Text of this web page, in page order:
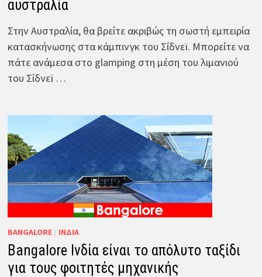
αυστραλία
Στην Αυστραλία, θα βρείτε ακριβώς τη σωστή εμπειρία
κατασκήνωσης στα κάμπινγκ του Σίδνεϊ. Μπορείτε να
πάτε ανάμεσα στο glamping στη μέση του λιμανιού
του Σίδνεϊ …
BANGALORE/ ΙΝΔΊΑ
Bangalore Ινδία είναι το απόλυτο ταξίδι
για τους φοιτητές μηχανικής